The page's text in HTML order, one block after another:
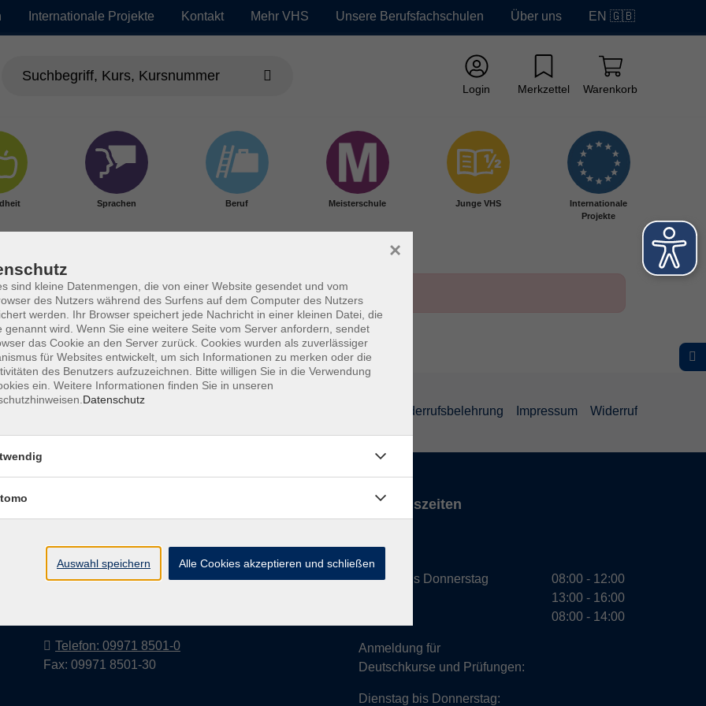
Internationale Projekte Kontakt Mehr VHS Unsere Berufsfachschulen Über uns EN 🇬🇧
Login Merkzettel Warenkorb
Sprachen Beruf Meisterschule Junge VHS
Internationale
Projekte
Widerrufsbelehrung Impressum Widerruf
e.V.
Pfarrer-Seidl-Str. 1
93413 Cham
Telefon: 09971 8501-0
Fax: 09971 8501-30
Öffnungszeiten
VHS
Montag bis Donnerstag
Anmeldung für
Deutschkurse und Prüfungen:
Dienstag bis Donnerstag:
08:00 - 12:00
13:00 - 16:00
08:00 - 14:00
sind kleine Datenmengen, die von einer Website gesendet und vom
des Nutzers während des Surfens auf dem Computer des Nutzers
werden. Ihr Browser speichert jede Nachricht in einer kleinen Datei, die
genannt wird. Wenn Sie eine weitere Seite vom Server anfordern, sendet
das Cookie an den Server zurück. Cookies wurden als zuverlässiger
für Websites entwickelt, um sich Informationen zu merken oder die
des Benutzers aufzuzeichnen. Bitte willigen Sie in die Verwendung
ein. Weitere Informationen finden Sie in unseren
Datenschutz
×
Auswahl speichern Alle Cookies akzeptieren und schließen